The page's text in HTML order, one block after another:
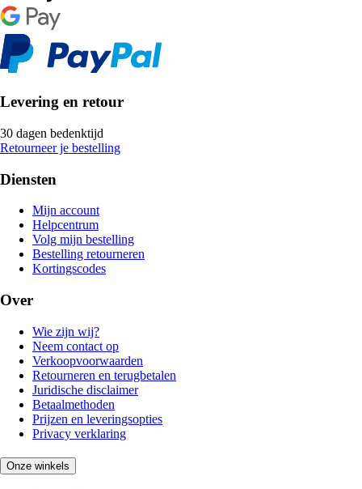
Levering en retour
30 dagen bedenktijd
Retourneer je bestelling
Diensten
Mijn account
Helpcentrum
Volg mijn bestelling
Bestelling retourneren
Kortingscodes
Over
Wie zijn wij?
Neem contact op
Verkoopvoorwaarden
Retourneren en terugbetalen
Juridische disclaimer
Betaalmethoden
Prijzen en leveringsopties
Privacy verklaring
Onze winkels